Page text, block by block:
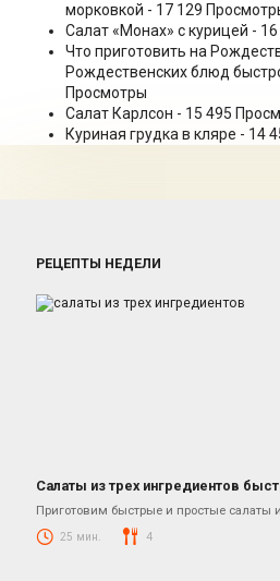
морковкой - 17 129
Салат «Монах» с курицей -
Что приготовить на
Рождественских блюд
Просмотры
Салат Карлсон - 15 495
Куриная грудка в кляре - 14
РЕЦЕПТЫ НЕДЕЛИ
Салаты
Салаты из трех ингредиентов
Приготовим быстрые и простые салаты
25 мин. 4